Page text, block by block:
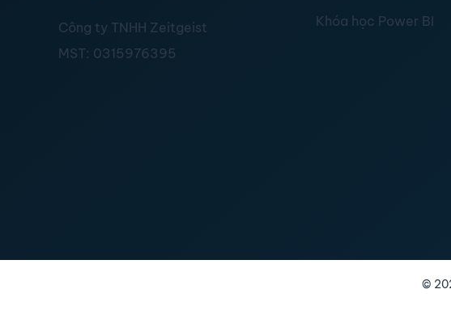
Công ty TNHH Zeitgeist
MST: 0315976395
Khóa học Power BI
©